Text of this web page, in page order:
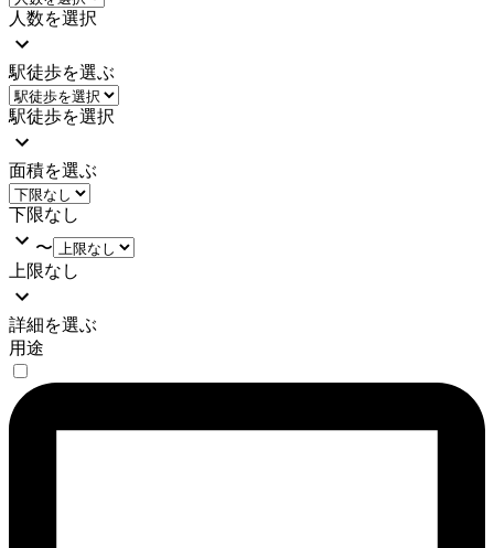
人数を選択
駅徒歩を選ぶ
駅徒歩を選択
面積を選ぶ
下限なし
〜
上限なし
詳細を選ぶ
用途